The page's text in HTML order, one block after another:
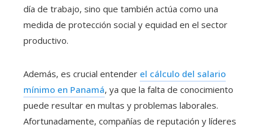
día de trabajo, sino que también actúa como una
medida de protección social y equidad en el sector
productivo.
Además, es crucial entender el cálculo del salario
mínimo en Panamá, ya que la falta de conocimiento
puede resultar en multas y problemas laborales.
Afortunadamente, compañías de reputación y líderes